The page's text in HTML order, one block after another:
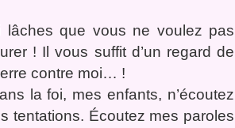
lâches que vous ne voulez pas
! Il vous suffit d’un regard de
contre moi… !
la foi, mes enfants, n’écoutez
tentations. Écoutez mes paroles